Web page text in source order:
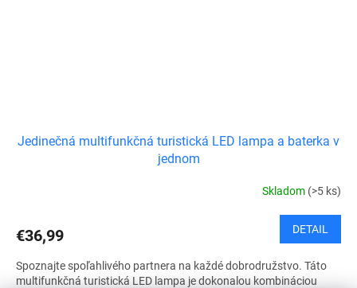
Jedinečná multifunkčná turistická LED lampa a baterka v
jednom
Skladom (>5 ks)
€36,99 DETAIL
Spoznajte spoľahlivého partnera na každé dobrodružstvo. Táto
multifunkčná turistická LED lampa je dokonalou kombináciou